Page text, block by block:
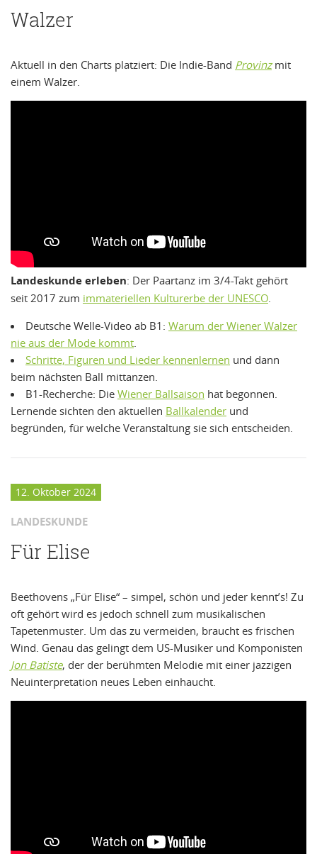
Walzer
Aktuell in den Charts platziert: Die Indie-Band Provinzmit
einem Walzer.
Landeskunde erleben: Der Paartanz im 3/4-Takt gehört
seit 2017 zum immateriellen Kulturerbe der UNESCO.
Deutsche Welle-Video ab B1: Warum der Wiener Walzer
nie aus der Mode kommt.
Schritte, Figuren und Lieder kennenlernen und dann
beim nächsten Ball mittanzen.
B1-Recherche: Die Wiener Ballsaison hat begonnen.
Lernende sichten den aktuellen Ballkalender und
begründen, für welche Veranstaltung sie sich entscheiden.
12. Oktober 2024
LANDESKUNDE
Für Elise
Beethovens „Für Elise“ – simpel, schön und jeder kennt’s! Zu
oft gehört wird es jedoch schnell zum musikalischen
Tapetenmuster. Um das zu vermeiden, braucht es frischen
Wind. Genau das gelingt dem US-Musiker und Komponisten
Jon Batiste, der der berühmten Melodie mit einer jazzigen
Neuinterpretation neues Leben einhaucht.